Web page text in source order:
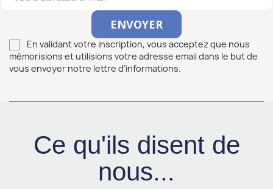
En validant votre inscription, vous acceptez que nous
mémorisions et utilisions votre adresse email dans le but de
vous envoyer notre lettre d’informations.
Ce qu'ils disent de
nous...